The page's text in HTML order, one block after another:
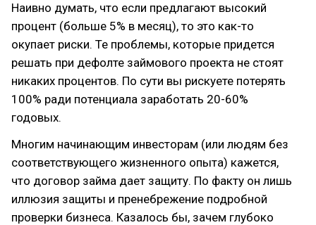
Наивно думать, что если предлагают высокий
процент (больше 5% в месяц), то это как-то
окупает риски. Те проблемы, которые придется
решать при дефолте займового проекта не стоят
никаких процентов. По сути вы рискуете потерять
100% ради потенциала заработать 20-60%
годовых.
Многим начинающим инвесторам (или людям без
соответствующего жизненного опыта) кажется,
что договор займа дает защиту. По факту он лишь
иллюзия защиты и пренебрежение подробной
проверки бизнеса. Казалось бы, зачем глубоко